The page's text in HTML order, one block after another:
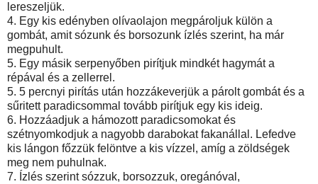
lereszeljük.
4. Egy kis edényben olívaolajon megpároljuk külön a
gombát, amit sózunk és borsozunk ízlés szerint, ha már
megpuhult.
5. Egy másik serpenyőben pirítjuk mindkét hagymát a
répával és a zellerrel.
5. 5 percnyi pirítás után hozzákeverjük a párolt gombát és a
sűritett paradicsommal tovább pirítjuk egy kis ideig.
6. Hozzáadjuk a hámozott paradicsomokat és
szétnyomkodjuk a nagyobb darabokat fakanállal. Lefedve
kis lángon főzzük felöntve a kis vízzel, amíg a zöldségek
meg nem puhulnak.
7. Ízlés szerint sózzuk, borsozzuk, oregánóval,